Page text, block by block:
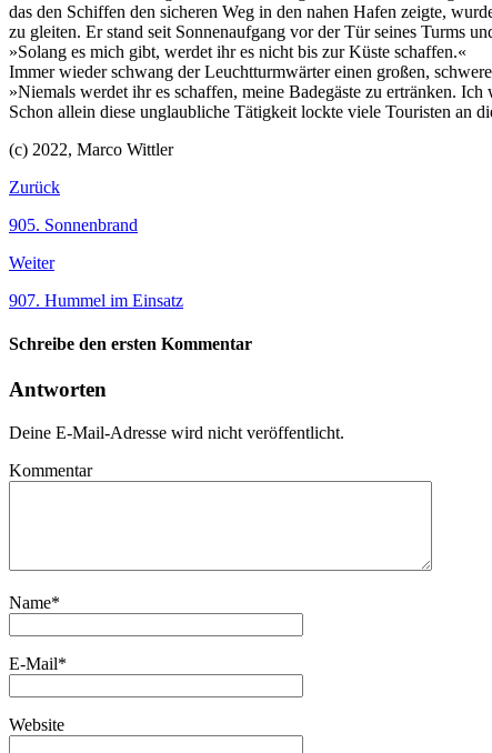
das den Schiffen den sicheren Weg in den nahen Hafen zeigte,
zu gleiten. Er stand seit Sonnenaufgang vor der Tür seines Turms
»Solang es mich gibt, werdet ihr es nicht bis zur Küste schaffen.«
Immer wieder schwang der Leuchtturmwärter einen großen,
»Niemals werdet ihr es schaffen, meine Badegäste zu ertränken. Ich
Schon allein diese unglaubliche Tätigkeit lockte viele Touristen an
(c) 2022, Marco Wittler
Zurück
905. Sonnenbrand
Weiter
907. Hummel im Einsatz
Schreibe den ersten Kommentar
Antworten
Deine E-Mail-Adresse wird nicht veröffentlicht.
Kommentar
Name*
E-Mail*
Website